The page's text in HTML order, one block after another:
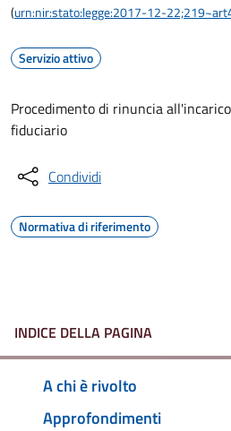
(urn:nir:stato:legge:2017-12-
Servizio attivo
Procedimento di rinuncia
fiduciario
Condividi
Normativa di riferimento
INDICE DELLA PAGINA
A chi è rivolto
Approfondimenti